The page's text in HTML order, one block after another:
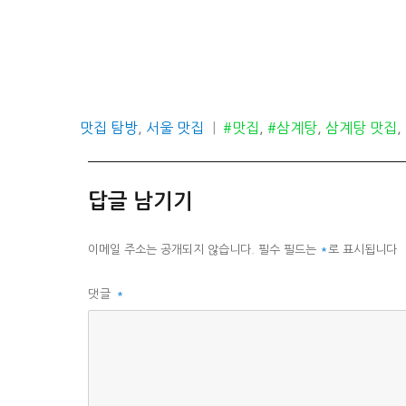
카
리
맛집 탐방, 서울 맛집
태
#맛집 ,#삼계탕,삼계탕 맛집 ,
답글 남기기
이메일 주소는 공개되지 않습니다. 필수 필드는 *로 표시됩니다
댓글 *